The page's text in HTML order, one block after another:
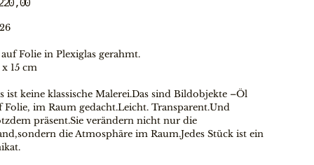
Folie in Plexiglas gerahmt.
15 cm
ist keine klassische Malerei.Das sind Bildobjekte –Öl
Folie, im Raum gedacht.Leicht. Transparent.Und
präsent.Sie verändern nicht nur die
die Atmosphäre im Raum.Jedes Stück ist ein